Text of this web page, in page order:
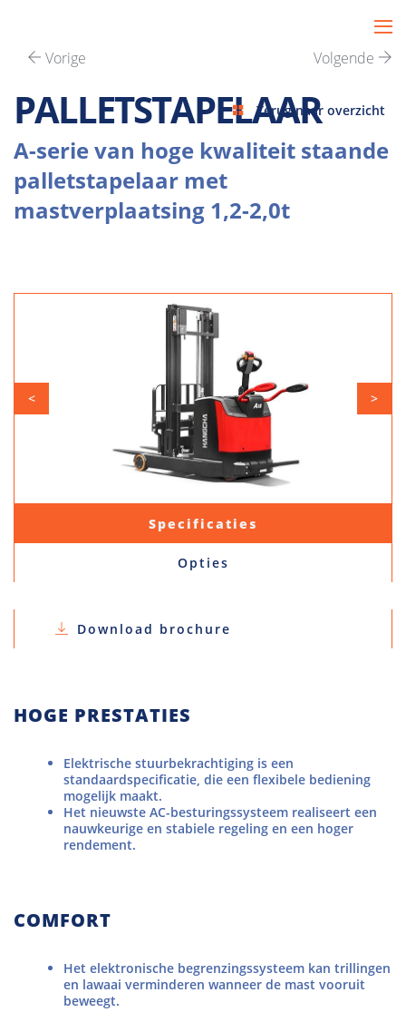
Vorige Volgende
Terug naar overzicht
PALLETSTAPELAAR
A-serie van hoge kwaliteit staande
palletstapelaar met
mastverplaatsing 1,2-2,0t
< >
Specificaties
Opties
Download brochure
HOGE PRESTATIES
Elektrische stuurbekrachtiging is een
standaardspecificatie, die een flexibele bediening
mogelijk maakt.
Het nieuwste AC-besturingssysteem realiseert een
nauwkeurige en stabiele regeling en een hoger
rendement.
COMFORT
Het elektronische begrenzingssysteem kan trillingen
en lawaai verminderen wanneer de mast vooruit
beweegt.